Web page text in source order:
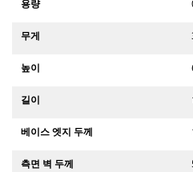
용량
무게
높이
길이
베이스 엣지 두께
측면 벽 두께